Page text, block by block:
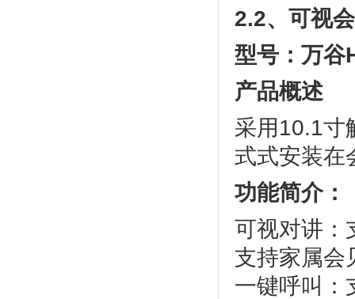
2.2、可视
型号：万谷
产品概述
采用10.1寸
式式安装
功能简介：
可视对讲：
支持家属会
一键呼叫：